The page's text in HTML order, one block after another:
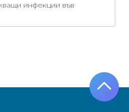
инфекции във